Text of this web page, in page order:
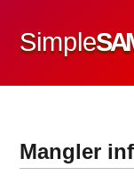
Simple
Mangler